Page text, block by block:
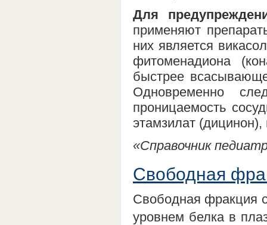
Для
применяют
них является
фитоменадиона
быстрее
Одновременно
проницаемость
этамзилат
«Справочник
Свободная
Свободная фракция
уровнем белка в